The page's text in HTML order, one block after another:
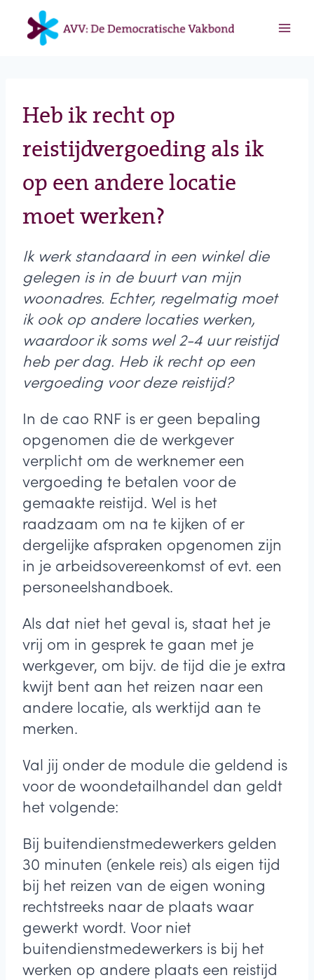
Doorgaan
naar
inhoud
Heb ik recht op
reistijdvergoeding als ik
op een andere locatie
moet werken?
Ik werk standaard in een winkel die
gelegen is in de buurt van mijn
woonadres. Echter, regelmatig moet
ik ook op andere locaties werken,
waardoor ik soms wel 2-4 uur reistijd
heb per dag. Heb ik recht op een
vergoeding voor deze reistijd?
In de cao RNF is er geen bepaling
opgenomen die de werkgever
verplicht om de werknemer een
vergoeding te betalen voor de
gemaakte reistijd. Wel is het
raadzaam om na te kijken of er
dergelijke afspraken opgenomen zijn
in je arbeidsovereenkomst of evt. een
personeelshandboek.
Als dat niet het geval is, staat het je
vrij om in gesprek te gaan met je
werkgever, om bijv. de tijd die je extra
kwijt bent aan het reizen naar een
andere locatie, als werktijd aan te
merken.
Val jij onder de module die geldend is
voor de woondetailhandel dan geldt
het volgende:
Bij buitendienstmedewerkers gelden
30 minuten (enkele reis) als eigen tijd
bij het reizen van de eigen woning
rechtstreeks naar de plaats waar
gewerkt wordt. Voor niet
buitendienstmedewerkers is bij het
werken op andere plaats een reistijd